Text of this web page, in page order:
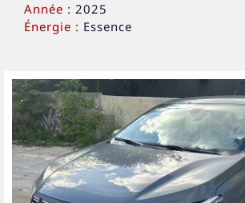
Année : 2025
Énergie : Essence